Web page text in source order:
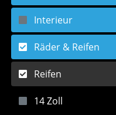
Interieur
Räder & Reifen
Reifen
14 Zoll